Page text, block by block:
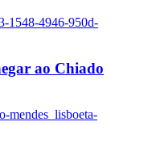
1548-4946-950d-
ao Chiado
mendes_lisboeta-